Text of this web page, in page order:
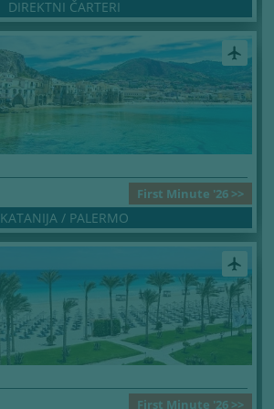
DIREKTNI ČARTERI
airplanemode_active
First Minute '26 >>
KATANIJA / PALERMO
airplanemode_active
First Minute '26 >>